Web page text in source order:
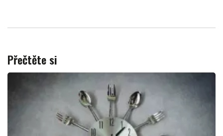
Přečtěte si